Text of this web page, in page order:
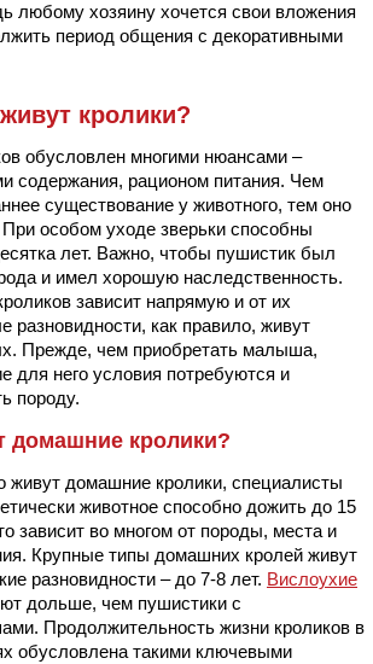
любому хозяину хочется свои вложения
период общения с декоративными
кролики?
обусловлен многими нюансами –
содержания, рационом питания. Чем
существование у животного, тем оно
особом уходе зверьки способны
лет. Важно, чтобы пушистик был
и имел хорошую наследственность.
зависит напрямую и от их
разновидности, как правило, живут
Прежде, чем приобретать малыша,
для него условия потребуются и
породу.
домашние кролики?
живут домашние кролики, специалисты
животное способно дожить до 15
зависит во многом от породы, места и
Крупные типы домашних кролей живут
разновидности – до 7-8 лет. Вислоухие
дольше, чем пушистики с
Продолжительность жизни кроликов в
обусловлена такими ключевыми